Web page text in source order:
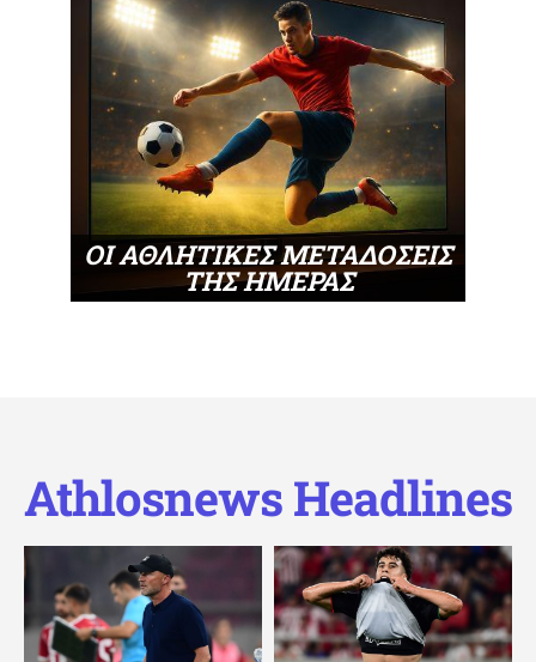
ΟΙ ΑΘΛΗΤΙΚΕΣ ΜΕΤΑΔΟΣΕΙΣ
ΤΗΣ ΗΜΕΡΑΣ
Athlosnews Headlines